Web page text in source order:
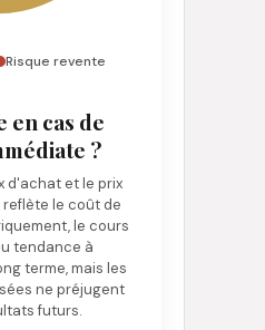
Risque revente
en cas de
?
d'achat et le prix
le coût de
le cours
tendance à
terme, mais les
ne préjugent
futurs.